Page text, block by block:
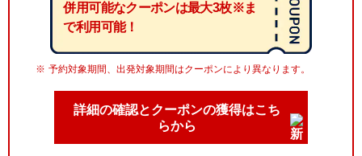
併用可能なクーポンは最大3枚※ま
で利用可能！
予約対象期間、出発対象期間はクーポンにより異なります。
詳細の確認とクーポンの獲得はこち
らから